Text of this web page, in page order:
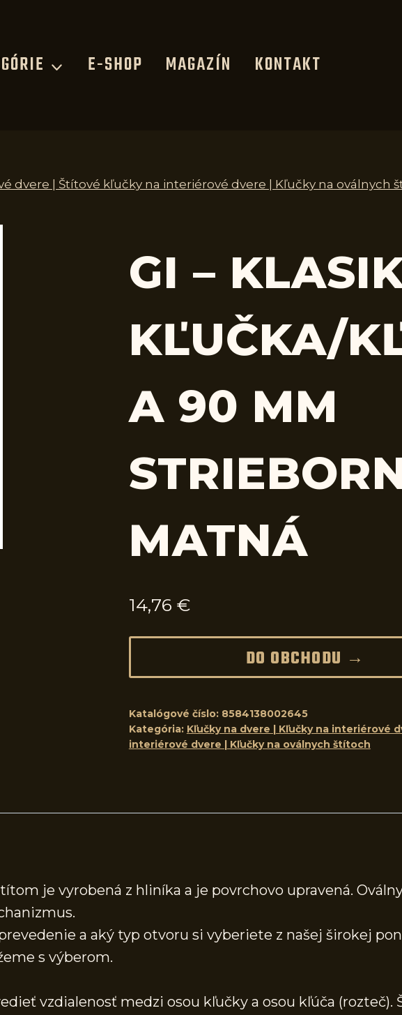
E-SHOP MAGAZÍN KONTAKT
dvere | Štítové kľučky na interiérové dvere | Kľučky na oválnych
GI –
KĽUČKA/
A 90 MM
MATNÁ
14,76 €
DO OBCHODU →
Katalógové číslo: 8584138002645
Kategória: Kľučky na dvere | Kľučky na interiérové
interiérové dvere | Kľučky na oválnych štítoch
je vyrobená z hliníka a je povrchovo upravená.
a aký typ otvoru si vyberiete z našej širokej
s výberom.
vzdialenosť medzi osou kľučky a osou kľúča (rozteč).